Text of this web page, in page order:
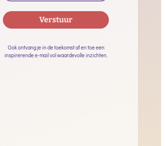
Verstuur
Alternative:
Ook ontvang je in de toekomst af en toe een
inspirerende e-mail vol waardevolle inzichten.